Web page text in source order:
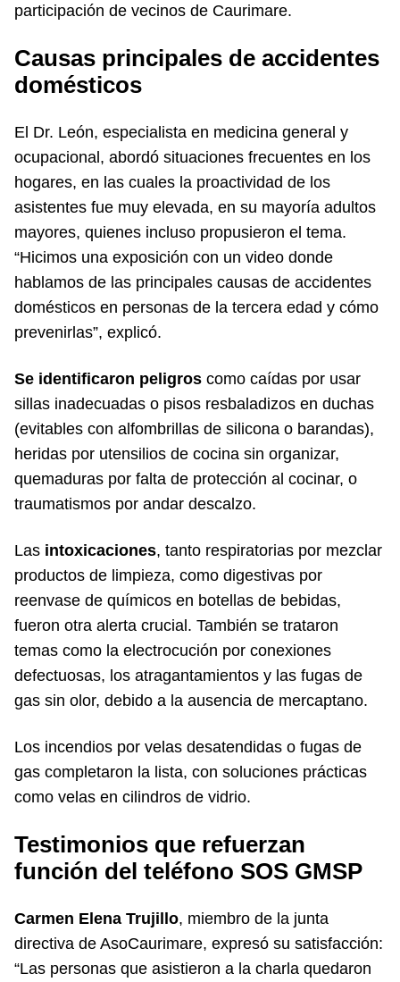
participación de vecinos de Caurimare.
Causas principales de accidentes
domésticos
El Dr. León, especialista en medicina general y
ocupacional, abordó situaciones frecuentes en los
hogares, en las cuales la proactividad de los
asistentes fue muy elevada, en su mayoría adultos
mayores, quienes incluso propusieron el tema.
“Hicimos una exposición con un video donde
hablamos de las principales causas de accidentes
domésticos en personas de la tercera edad y cómo
prevenirlas”, explicó.
Se identificaron peligros como caídas por usar
sillas inadecuadas o pisos resbaladizos en duchas
(evitables con alfombrillas de silicona o barandas),
heridas por utensilios de cocina sin organizar,
quemaduras por falta de protección al cocinar, o
traumatismos por andar descalzo.
Las intoxicaciones, tanto respiratorias por mezclar
productos de limpieza, como digestivas por
reenvase de químicos en botellas de bebidas,
fueron otra alerta crucial. También se trataron
temas como la electrocución por conexiones
defectuosas, los atragantamientos y las fugas de
gas sin olor, debido a la ausencia de mercaptano.
Los incendios por velas desatendidas o fugas de
gas completaron la lista, con soluciones prácticas
como velas en cilindros de vidrio.
Testimonios que refuerzan
función del teléfono SOS GMSP
Carmen Elena Trujillo, miembro de la junta
directiva de AsoCaurimare, expresó su satisfacción:
“Las personas que asistieron a la charla quedaron